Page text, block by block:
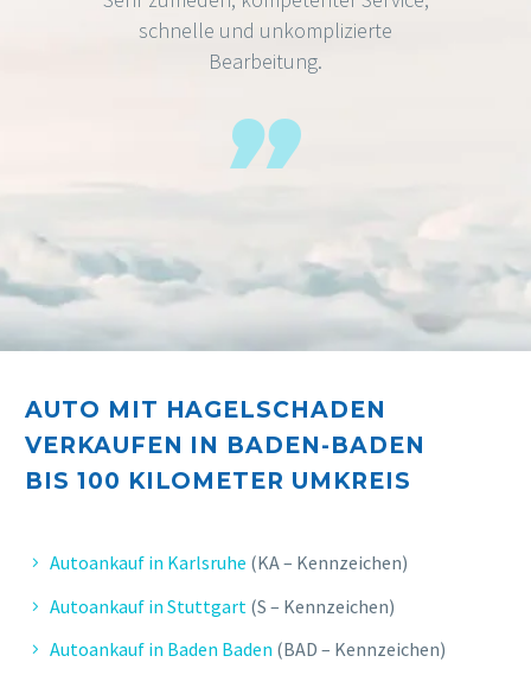
schnelle und unkomplizierte
Bearbeitung.
AUTO MIT HAGELSCHADEN
VERKAUFEN IN BADEN-BADEN
BIS 100 KILOMETER UMKREIS
Autoankauf in Karlsruhe (KA – Kennzeichen)
Autoankauf in Stuttgart (S – Kennzeichen)
Autoankauf in Baden Baden (BAD – Kennzeichen)